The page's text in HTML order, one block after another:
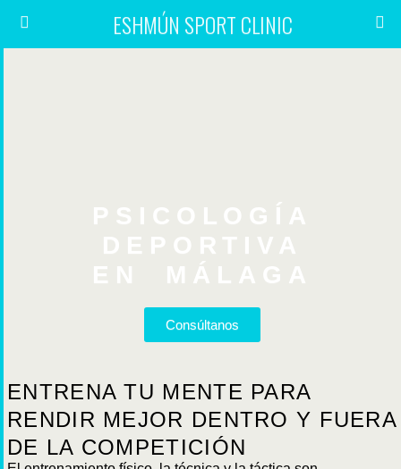
ESHMÚN SPORT CLINIC
PSICOLOGÍA
DEPORTIVA
EN MÁLAGA
Consúltanos
ENTRENA TU MENTE PARA
RENDIR MEJOR DENTRO Y FUERA
DE LA COMPETICIÓN